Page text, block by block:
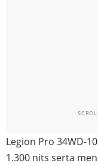
Legion Pro 34WD-
1.300 nits serta